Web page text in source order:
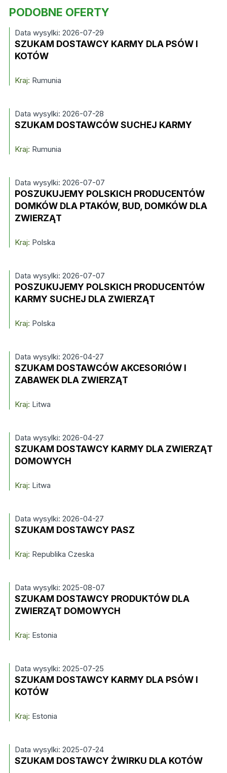
PODOBNE OFERTY
Data wysylki: 2026-07-29
SZUKAM DOSTAWCY KARMY DLA PSÓW I
KOTÓW
Kraj: Rumunia
Data wysylki: 2026-07-28
SZUKAM DOSTAWCÓW SUCHEJ KARMY
Kraj: Rumunia
Data wysylki: 2026-07-07
POSZUKUJEMY POLSKICH PRODUCENTÓW
DOMKÓW DLA PTAKÓW, BUD, DOMKÓW DLA
ZWIERZĄT
Kraj: Polska
Data wysylki: 2026-07-07
POSZUKUJEMY POLSKICH PRODUCENTÓW
KARMY SUCHEJ DLA ZWIERZĄT
Kraj: Polska
Data wysylki: 2026-04-27
SZUKAM DOSTAWCÓW AKCESORIÓW I
ZABAWEK DLA ZWIERZĄT
Kraj: Litwa
Data wysylki: 2026-04-27
SZUKAM DOSTAWCY KARMY DLA ZWIERZĄT
DOMOWYCH
Kraj: Litwa
Data wysylki: 2026-04-27
SZUKAM DOSTAWCY PASZ
Kraj: Republika Czeska
Data wysylki: 2025-08-07
SZUKAM DOSTAWCY PRODUKTÓW DLA
ZWIERZĄT DOMOWYCH
Kraj: Estonia
Data wysylki: 2025-07-25
SZUKAM DOSTAWCY KARMY DLA PSÓW I
KOTÓW
Kraj: Estonia
Data wysylki: 2025-07-24
SZUKAM DOSTAWCY ŻWIRKU DLA KOTÓW